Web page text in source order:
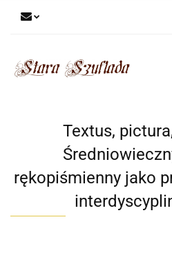
Textus,
rękopiśmienny jako